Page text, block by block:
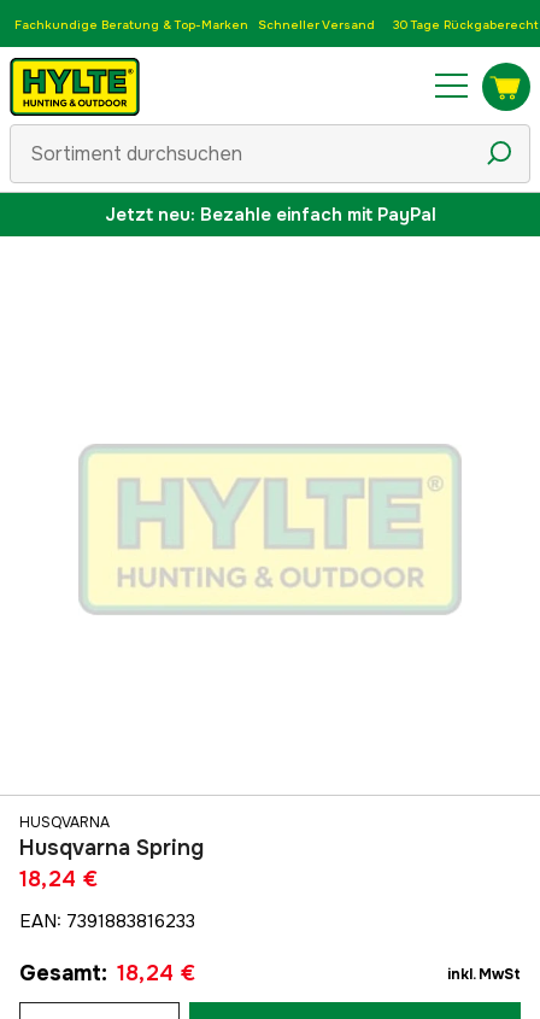
Fachkundige Beratung & Top-Marken Schneller Versand 30 Tage Rückgaberecht
Jetzt neu: Bezahle einfach mit PayPal
HUSQVARNA
Husqvarna Spring
18,24 €
EAN: 7391883816233
Gesamt: 18,24 € inkl. MwSt